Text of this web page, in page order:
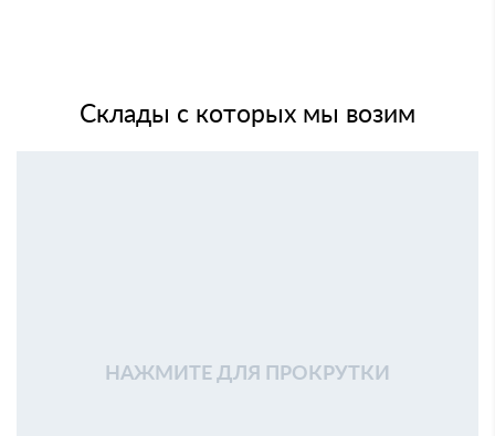
Склады с которых мы возим
НАЖМИТЕ ДЛЯ ПРОКРУТКИ